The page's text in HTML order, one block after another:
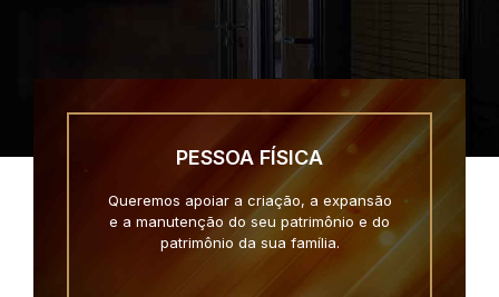
PESSOA FÍSICA
Queremos apoiar a criação, a expansão
e a manutenção do seu patrimônio e do
patrimônio da sua família.